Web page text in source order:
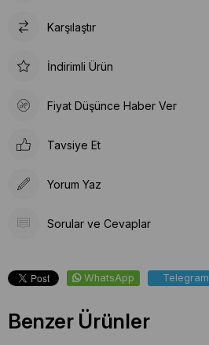
Karşılaştır
İndirimli Ürün
Fiyat Düşünce Haber Ver
Tavsiye Et
Yorum Yaz
Sorular ve Cevaplar
WhatsApp Telegram
Benzer Ürünler